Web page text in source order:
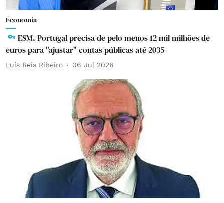
Economia
ESM. Portugal precisa de pelo menos 12 mil milhões de
euros para "ajustar" contas públicas até 2035
Luís Reis Ribeiro 06 Jul 2026